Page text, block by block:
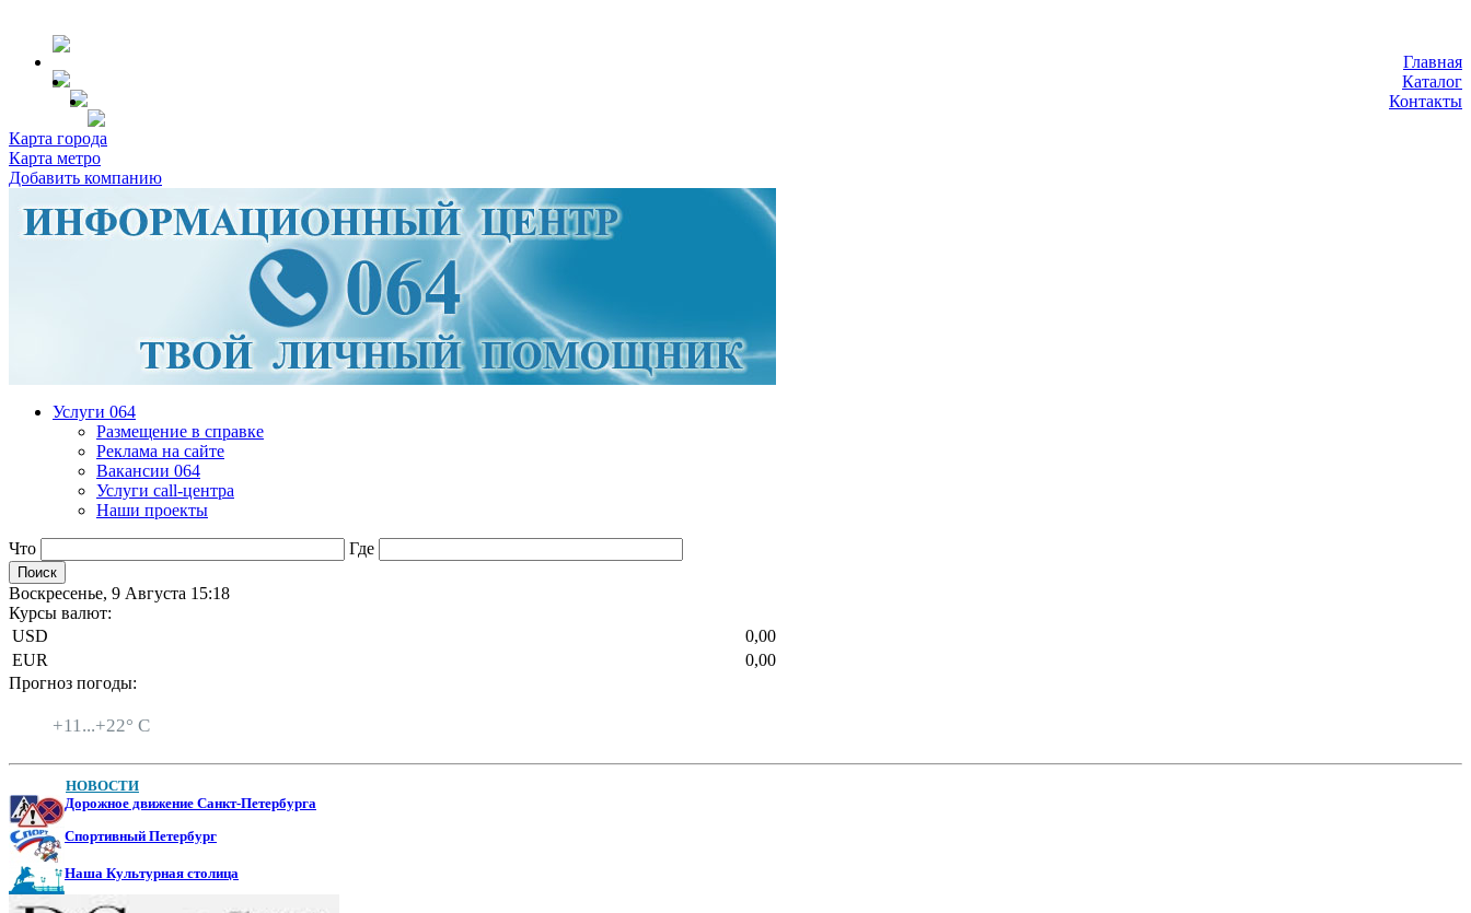
Главная
Каталог
Контакты
Карта города
Карта метро
Добавить компанию
Услуги 064
Размещение в справке
Реклама на сайте
Вакансии 064
Услуги call-центра
Наши проекты
Что Где
Воскресенье, 9 Августа 15:18
Курсы валют:
USD
0,00
EUR
0,00
Прогноз погоды:
+11...+22° C
НОВОСТИ
Дорожное движение Санкт-Петербурга
Спортивный Петербург
Наша Культурная столица